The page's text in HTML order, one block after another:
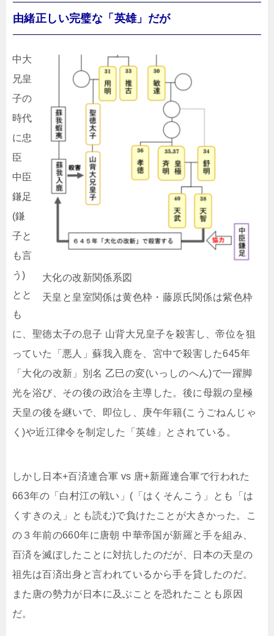
由緒正しい完璧な「英雄」だが
大化の改新関係系図
天皇と皇室関係は黄色枠・藤原氏関係は紫色枠
中大
兄皇
子の
時代
に忠
臣
中臣
鎌足
(鎌
子と
も言
う)
とと
も
に、聖徳太子の息子 山背大兄皇子を殺害し、帝位を狙
っていた「悪人」蘇我入鹿を、宮中で殺害した645年
「大化の改新」別名 乙巳の変(いっしのへん)で一躍脚
光を浴び、その後の政治を主導した。後に母親の皇極
天皇の後を継いで、即位し、庚午年籍(こうごねんじゃ
く)や近江律令を制定した「英雄」とされている。
しかし日本+百済連合軍 vs 唐+新羅連合軍で行われた
663年の「白村江の戦い」(「はくそんこう」とも「は
くすきのえ」とも読む)で負けたことが大きかった。こ
の３年前の660年に唐朝 中華帝国が新羅と手を組み、
百済を滅ぼしたことに対抗したのだが、日本の天皇の
祖先は百済出身と言われているから手を貸したのだ。
また唐の勢力が日本に及ぶことを恐れたことも原因
だ。